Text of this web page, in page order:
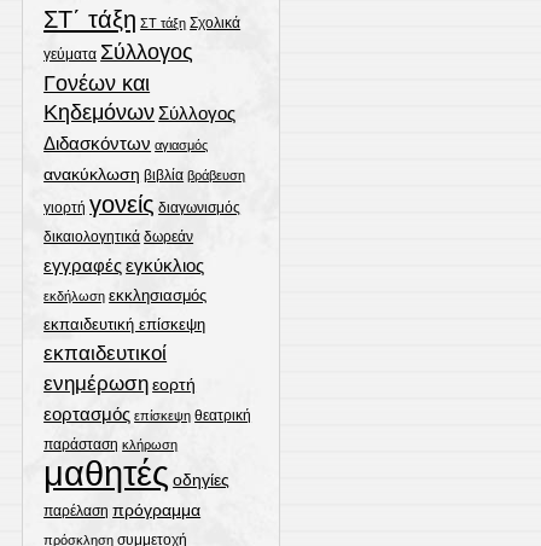
ΣΤ΄ τάξη ΣΤ τάξη Σχολικά
γεύματα Σύλλογος
Γονέων και
Κηδεμόνων Σύλλογος
Διδασκόντων αγιασμός
ανακύκλωση βιβλία βράβευση
γιορτή γονείς διαγωνισμός
δικαιολογητικά δωρεάν
εγγραφέςεγκύκλιος
εκδήλωση εκκλησιασμός
εκπαιδευτική επίσκεψη
εκπαιδευτικοί
ενημέρωση εορτή
εορτασμός επίσκεψη θεατρική
παράσταση κλήρωση
μαθητές οδηγίες
παρέλαση πρόγραμμα
πρόσκληση συμμετοχή